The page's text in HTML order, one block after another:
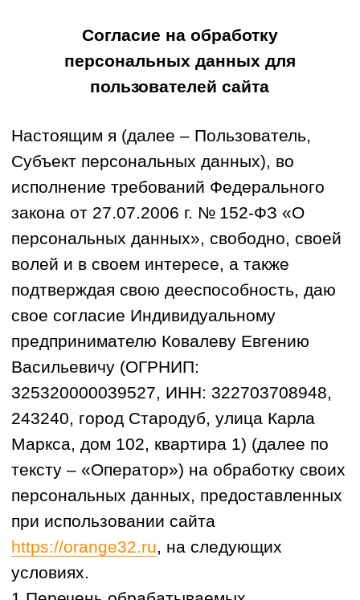
Настоящим я (далее – Пользователь,
исполнение требований Федерального
персональных данных», свободно, своей
волей и в своем интересе, а также
подтверждая свою дееспособность, даю
предпринимателю Ковалеву Евгению
Васильевичу (ОГРНИП:
243240, город Стародуб, улица Карла
Маркса, дом 102, квартира 1) (далее по
тексту – «Оператор») на обработку своих
персональных данных, предоставленных
при использовании сайта
https://orange32.ru, на следующих
1.Перечень обрабатываемых
персональных данных
1.1. Персональная информация, которую
Пользователь предоставляет о себе
самостоятельно в процессе
использования Сайта, включая
(Фамилия, Имя, Отчество; номер
телефона).
1.2. Электронные пользовательские
персональных данных для
пользователей сайта